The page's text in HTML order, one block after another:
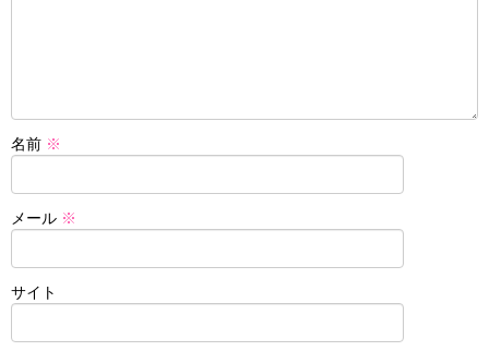
名前 ※
メール ※
サイト